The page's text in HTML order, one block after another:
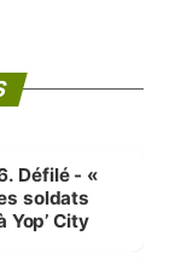
Défilé - «
soldats
Yop’ City